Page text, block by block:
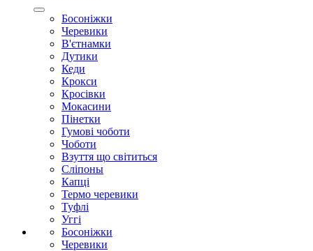
Босоніжки
Черевики
В'єтнамки
Дутики
Кеди
Крокси
Кросівки
Мокасини
Пінетки
Гумові чоботи
Чоботи
Взуття що світиться
Сліпоны
Капці
Термо черевики
Туфлі
Уггі
Босоніжки
Черевики